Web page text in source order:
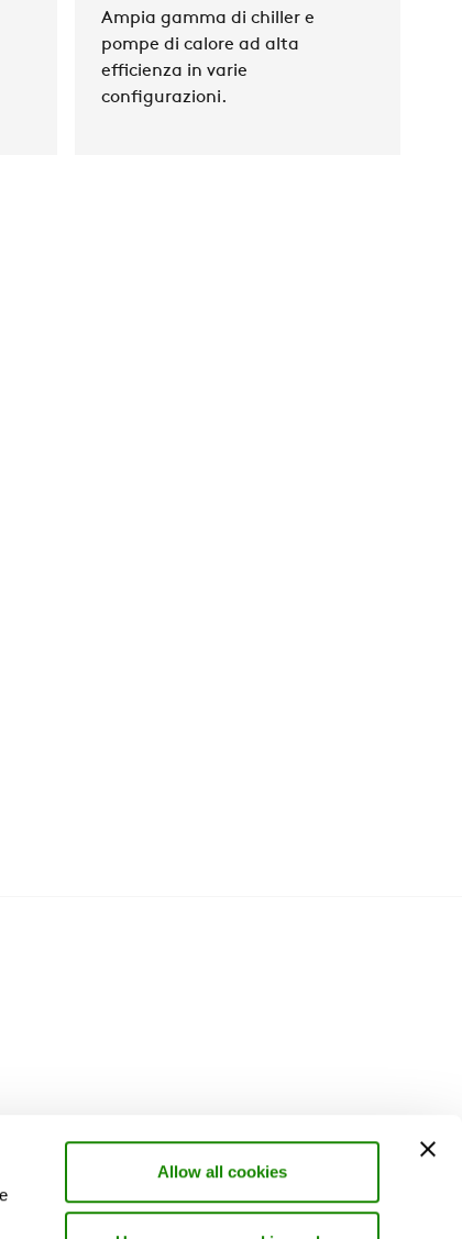
Allow all cookies
Ampia gamma di chiller e
pompe di calore ad alta
efficienza in varie
configurazioni.